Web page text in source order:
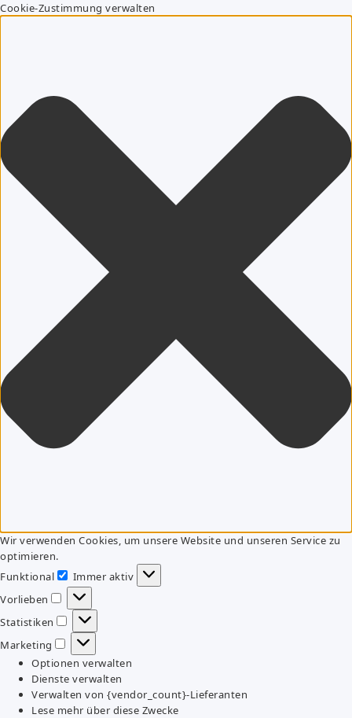
Cookie-Zustimmung verwalten
Wir verwenden Cookies, um unsere Website und unseren Service zu
optimieren.
Funktional
Funktional
Immer aktiv
Vorlieben
Vorlieben
Statistiken
Statistiken
Marketing
Marketing
Optionen verwalten
Dienste verwalten
Verwalten von {vendor_count}-Lieferanten
Lese mehr über diese Zwecke